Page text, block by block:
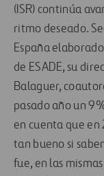
(ISR) continúa
ritmo deseado.
España
de ESADE, su
Balaguer,
pasado año un
en cuenta que
tan bueno si
fue, en las